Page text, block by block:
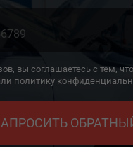
вы соглашаетесь с тем,
политику